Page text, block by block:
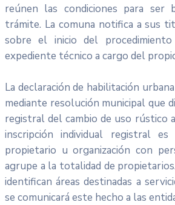
reúnen las condiciones para ser
trámite. La comuna notifica a sus
sobre el inicio del
expediente técnico a cargo del
La declaración de habilitación
mediante resolución municipal que
registral del cambio de uso rústico
inscripción individual registral
propietario u organización con
agrupe a la totalidad de
identifican áreas destinadas a
se comunicará este hecho a las